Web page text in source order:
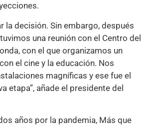
la decisión. Sin embargo, después
una reunión con el Centro del
con el que organizamos un
el cine y la educación. Nos
magníficas y ese fue el
etapa”, añade el presidente del
años por la pandemia, Más que